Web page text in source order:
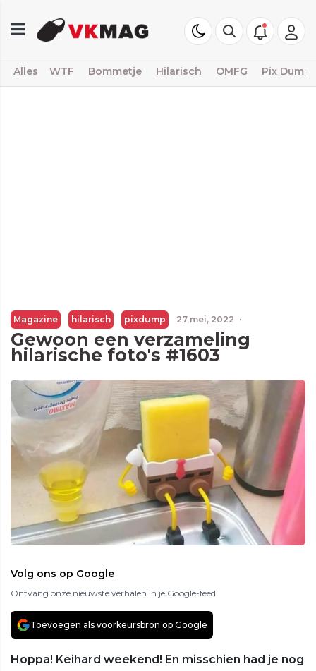
Alles WTF Bommetje Hilarisch OMFG Pix Dump
Magazine hilarisch pixdump 27 mei, 2022 ·
Gewoon een verzameling
hilarische foto's #1603
Volg ons op Google
Ontvang onze nieuwste verhalen in je Google-feed
Toevoegen als voorkeursbron op Google
Hoppa! Keihard weekend! En misschien had je nog